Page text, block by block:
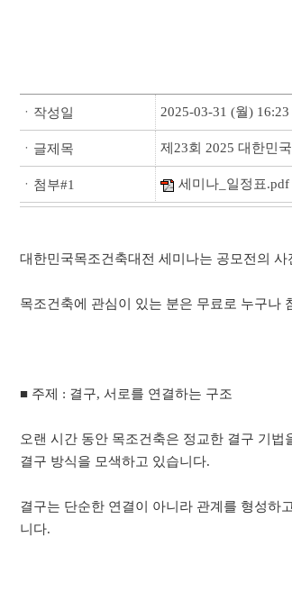
ㆍ작성일 2025-03-31 (월) 16:23
ㆍ글제목 제23회 2025 대한민
ㆍ첨부#1 세미나_일정표.pdf
대한민국목조건축대전 세미나는 공모전의
목조건축에 관심이 있는 분은 무료로 누구나
■ 주제 : 결구, 서로를 연결하는 구조
오랜 시간 동안 목조건축은 정교한 결구 기
결구 방식을 모색하고 있습니다.
결구는 단순한 연결이 아니라 관계를 형성하
니다.